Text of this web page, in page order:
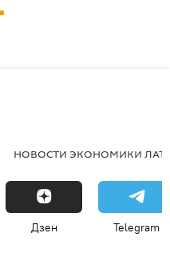
НОВОСТИ ЭКОНОМИКИ
Дзен Telegram